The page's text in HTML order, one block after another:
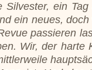
Silvester, ein
ein neues,
passieren
Wir, der harte